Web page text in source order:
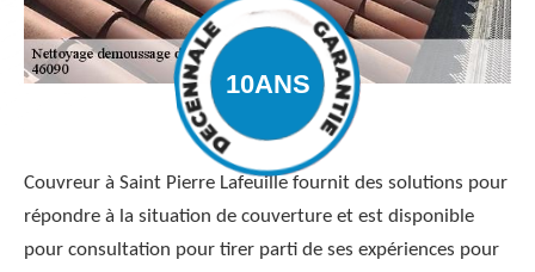
Couvreur à Saint Pierre Lafeuille fournit des solutions pour
répondre à la situation de couverture et est disponible
pour consultation pour tirer parti de ses expériences pour